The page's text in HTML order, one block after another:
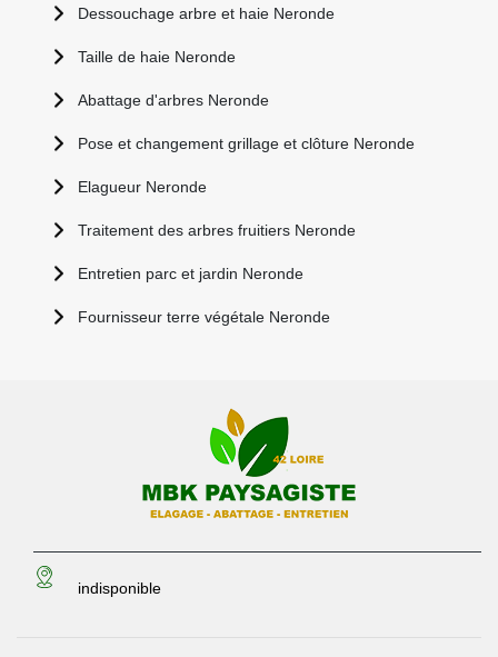
Dessouchage arbre et haie Neronde
Taille de haie Neronde
Abattage d'arbres Neronde
Pose et changement grillage et clôture Neronde
Elagueur Neronde
Traitement des arbres fruitiers Neronde
Entretien parc et jardin Neronde
Fournisseur terre végétale Neronde
indisponible